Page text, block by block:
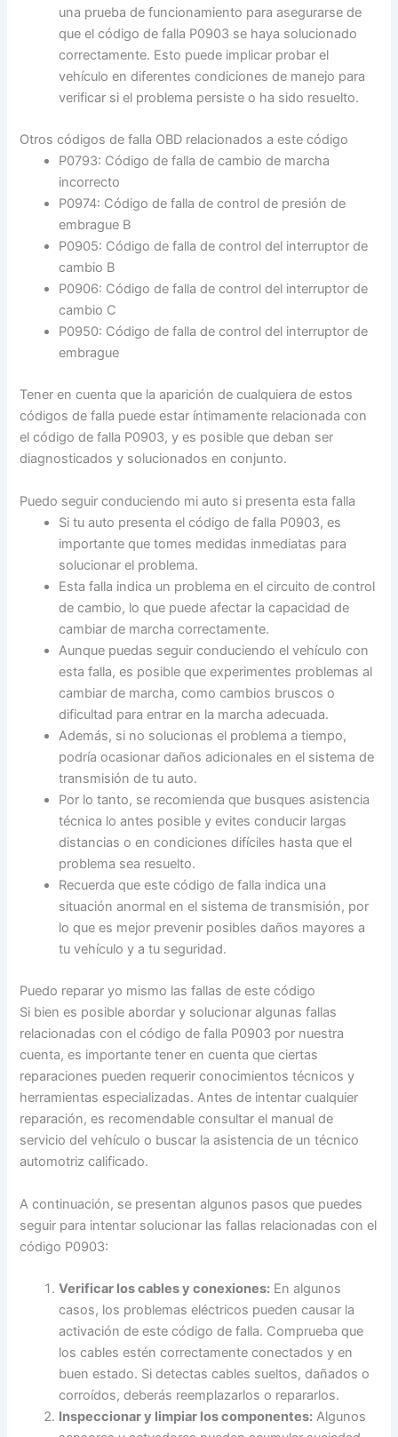
una prueba de funcionamiento para asegurarse de
que el código de falla P0903 se haya solucionado
correctamente. Esto puede implicar probar el
vehículo en diferentes condiciones de manejo para
verificar si el problema persiste o ha sido resuelto.
Otros códigos de falla OBD relacionados a este código
P0793: Código de falla de cambio de marcha
incorrecto
P0974: Código de falla de control de presión de
embrague B
P0905: Código de falla de control del interruptor de
cambio B
P0906: Código de falla de control del interruptor de
cambio C
P0950: Código de falla de control del interruptor de
embrague
Tener en cuenta que la aparición de cualquiera de estos
códigos de falla puede estar íntimamente relacionada con
el código de falla P0903, y es posible que deban ser
diagnosticados y solucionados en conjunto.
Puedo seguir conduciendo mi auto si presenta esta falla
Si tu auto presenta el código de falla P0903, es
importante que tomes medidas inmediatas para
solucionar el problema.
Esta falla indica un problema en el circuito de control
de cambio, lo que puede afectar la capacidad de
cambiar de marcha correctamente.
Aunque puedas seguir conduciendo el vehículo con
esta falla, es posible que experimentes problemas al
cambiar de marcha, como cambios bruscos o
dificultad para entrar en la marcha adecuada.
Además, si no solucionas el problema a tiempo,
podría ocasionar daños adicionales en el sistema de
transmisión de tu auto.
Por lo tanto, se recomienda que busques asistencia
técnica lo antes posible y evites conducir largas
distancias o en condiciones difíciles hasta que el
problema sea resuelto.
Recuerda que este código de falla indica una
situación anormal en el sistema de transmisión, por
lo que es mejor prevenir posibles daños mayores a
tu vehículo y a tu seguridad.
Puedo reparar yo mismo las fallas de este código
Si bien es posible abordar y solucionar algunas fallas
relacionadas con el código de falla P0903 por nuestra
cuenta, es importante tener en cuenta que ciertas
reparaciones pueden requerir conocimientos técnicos y
herramientas especializadas. Antes de intentar cualquier
reparación, es recomendable consultar el manual de
servicio del vehículo o buscar la asistencia de un técnico
automotriz calificado.
A continuación, se presentan algunos pasos que puedes
seguir para intentar solucionar las fallas relacionadas con el
código P0903:
Verificar los cables y conexiones: En algunos
casos, los problemas eléctricos pueden causar la
activación de este código de falla. Comprueba que
los cables estén correctamente conectados y en
buen estado. Si detectas cables sueltos, dañados o
corroídos, deberás reemplazarlos o repararlos.
Inspeccionar y limpiar los componentes: Algunos